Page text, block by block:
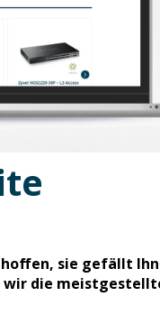
hoffen, sie gefällt
wir die